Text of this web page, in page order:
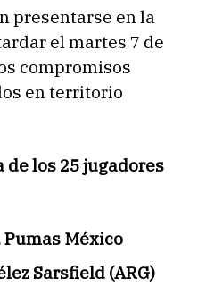
presentarse en la
el martes 7 de
compromisos
en territorio
los 25 jugadores
Pumas México
Sarsfield (ARG)